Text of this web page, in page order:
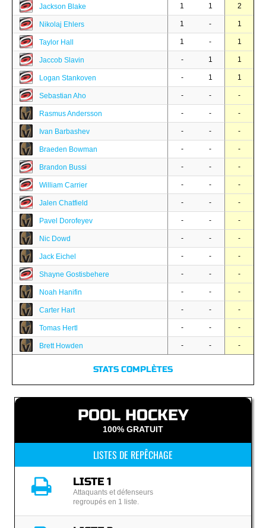
Jackson Blake 1 1 2
Nikolaj Ehlers 1 - 1
Taylor Hall 1 - 1
Jaccob Slavin - 1 1
Logan Stankoven - 1 1
Sebastian Aho - - -
Rasmus Andersson - - -
Ivan Barbashev - - -
Braeden Bowman - - -
Brandon Bussi - - -
William Carrier - - -
Jalen Chatfield - - -
Pavel Dorofeyev - - -
Nic Dowd - - -
Jack Eichel - - -
Shayne Gostisbehere - - -
Noah Hanifin - - -
Carter Hart - - -
Tomas Hertl - - -
Brett Howden - - -
STATS COMPLÈTES
POOL HOCKEY
100% GRATUIT
LISTES DE REPÊCHAGE
LISTE 1
Attaquants et défenseurs
regroupés en 1 liste.